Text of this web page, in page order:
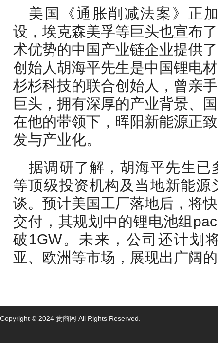
美国《通胀削减法案》正
设，埃克森美孚等巨头也宣布
术优势的中国产业链企业提供
创始人胡海平先生是中国锂电
杉杉科技的联合创始人，曾亲
巨头，拥有深厚的产业背景、
在他的带领下，晖阳新能源正
发与产业化。
据调研了解，胡海平先生已
等顶级投资机构及当地新能源
谈。预计美国工厂落地后，将
交付，其规划中的锂电池组
破1GW。未来，公司还计划
亚、欧洲等市场，展现出广阔
Copyright © 2024 贵商网 All Rights Reserved.